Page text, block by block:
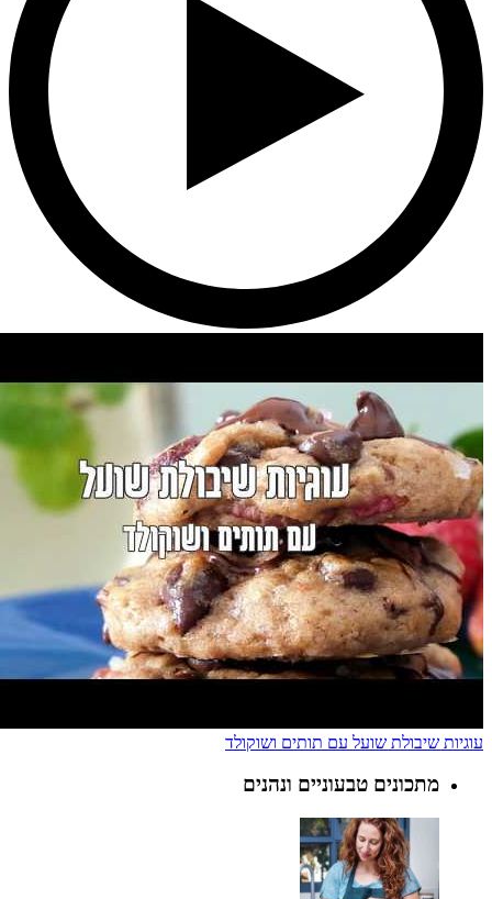
עוגיות שיבולת שועל עם תותים ושוקולד
מתכונים טבעוניים ונהנים